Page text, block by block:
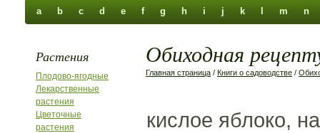
a b c d e f g h i j k m n
Растения
Плодово-ягодные
Лекарственные
растения
Цветочные
растения
Обиходная
Главная страница / Книги о садоводстве /
кислое яблоко,